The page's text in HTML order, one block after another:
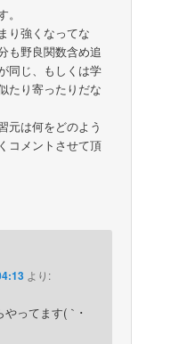
り強くなってな
も野良関数含め追
同じ、もしくは学
たり寄ったりだな
元は何をどのよう
コメントさせて頂
より:
ってます(｀･